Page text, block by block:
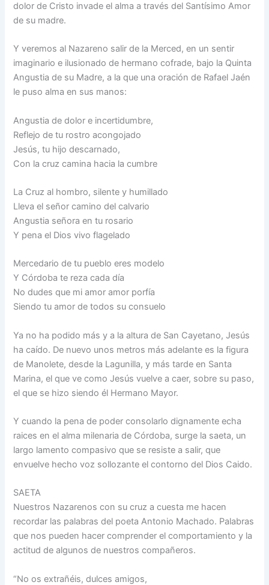
dolor de Cristo invade el alma a través del Santísimo Amor
de su madre.
Y veremos al Nazareno salir de la Merced, en un sentir
imaginario e ilusionado de hermano cofrade, bajo la Quinta
Angustia de su Madre, a la que una oración de Rafael Jaén
le puso alma en sus manos:
Angustia de dolor e incertidumbre,
Reflejo de tu rostro acongojado
Jesús, tu hijo descarnado,
Con la cruz camina hacia la cumbre
La Cruz al hombro, silente y humillado
Lleva el señor camino del calvario
Angustia señora en tu rosario
Y pena el Dios vivo flagelado
Mercedario de tu pueblo eres modelo
Y Córdoba te reza cada día
No dudes que mi amor amor porfía
Siendo tu amor de todos su consuelo
Ya no ha podido más y a la altura de San Cayetano, Jesús
ha caído. De nuevo unos metros más adelante es la figura
de Manolete, desde la Lagunilla, y más tarde en Santa
Marina, el que ve como Jesús vuelve a caer, sobre su paso,
el que se hizo siendo él Hermano Mayor.
Y cuando la pena de poder consolarlo dignamente echa
raices en el alma milenaria de Córdoba, surge la saeta, un
largo lamento compasivo que se resiste a salir, que
envuelve hecho voz sollozante el contorno del Dios Caido.
SAETA
Nuestros Nazarenos con su cruz a cuesta me hacen
recordar las palabras del poeta Antonio Machado. Palabras
que nos pueden hacer comprender el comportamiento y la
actitud de algunos de nuestros compañeros.
“No os extrañéis, dulces amigos,